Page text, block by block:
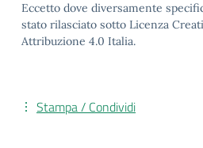
Eccetto dove diversamente
stato rilasciato sotto Licenza
Attribuzione 4.0 Italia.
Stampa / Condividi